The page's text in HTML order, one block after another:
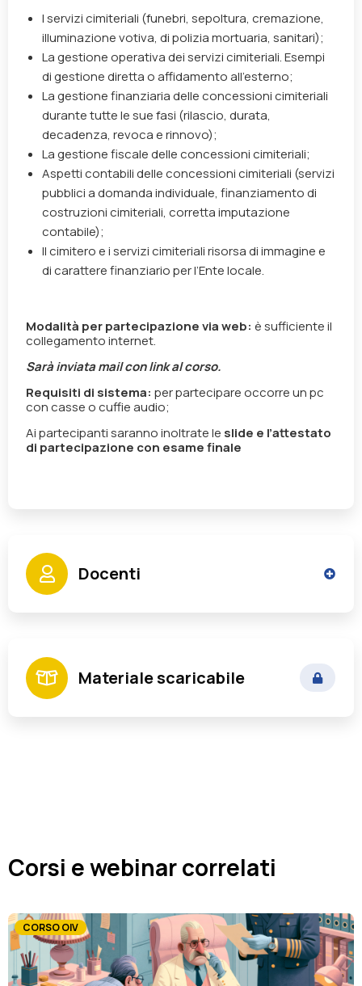
I servizi cimiteriali (funebri, sepoltura, cremazione,
illuminazione votiva, di polizia mortuaria, sanitari);
La gestione operativa dei servizi cimiteriali. Esempi
di gestione diretta o affidamento all’esterno;
La gestione finanziaria delle concessioni cimiteriali
durante tutte le sue fasi (rilascio, durata,
decadenza, revoca e rinnovo);
La gestione fiscale delle concessioni cimiteriali;
Aspetti contabili delle concessioni cimiteriali (servizi
pubblici a domanda individuale, finanziamento di
costruzioni cimiteriali, corretta imputazione
contabile);
Il cimitero e i servizi cimiteriali risorsa di immagine e
di carattere finanziario per l’Ente locale.
Modalità per partecipazione via web:è sufficiente il
collegamento internet.
Sarà inviata mail con link al corso.
Requisiti di sistema:per partecipare occorre un pc
con casse o cuffie audio;
Ai partecipanti saranno inoltrate le slide e l’attestato
di partecipazione con esame finale
Docenti
Ex Segretario e Direttore Generale di Enti
Locali
Martelli Gabriele
Avvocato del Foro di Firenze e Consulente
Materiale scaricabile
Corsi e webinar correlati
CORSO OIV